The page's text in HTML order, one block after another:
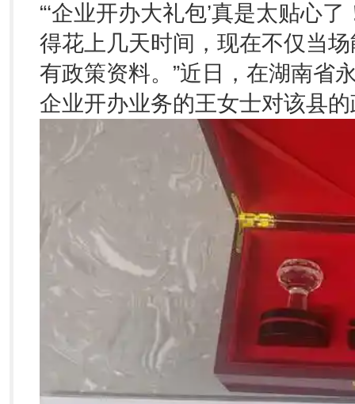
“‘企业开办大礼包’真是太贴心
得花上几天时间，现在不仅当
有政策资料。”近日，在湖南省
企业开办业务的王女士对该县